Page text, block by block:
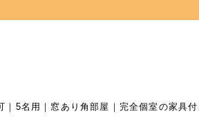
｜5名用｜窓あり角部屋｜完全個室の家具